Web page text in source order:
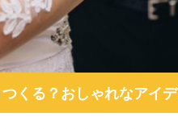
くる？おしゃれなアイデ